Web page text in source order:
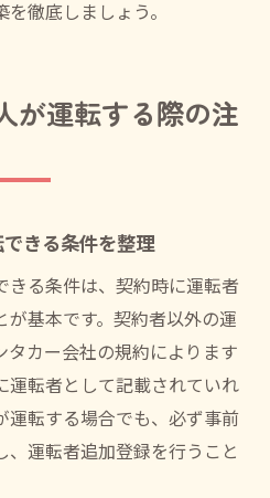
徹底しましょう。
が運転する際の注
きる条件を整理
きる条件は、契約時に運転者
が基本です。契約者以外の運
カー会社の規約によります
運転者として記載されていれ
運転する場合でも、必ず事前
、運転者追加登録を行うこと